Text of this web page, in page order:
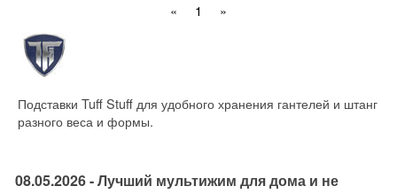
« 1 »
Подставки Tuff Stuff для удобного хранения гантелей и штанг
разного веса и формы.
08.05.2026 - Лучший мультижим для дома и не